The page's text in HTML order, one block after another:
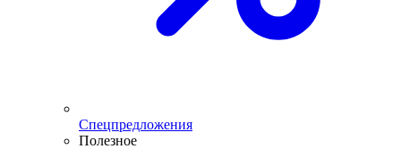
Спецпредложения
Полезное